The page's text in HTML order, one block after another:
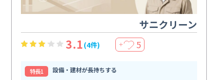
サニクリーン
3.1 (4件) ＋ 5
特⻑1
設備・建材が長持ちする